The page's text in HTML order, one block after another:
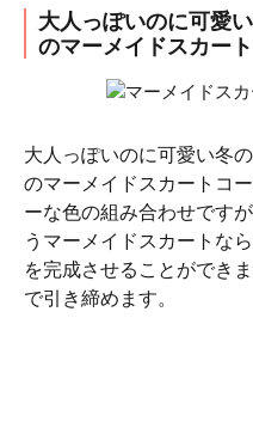
大人っぽいのに可愛
のマーメイドスカート
大人っぽいのに可愛い冬
のマーメイドスカートコ
ーな色の組み合わせです
うマーメイドスカートな
を完成させることができ
で引き締めます。